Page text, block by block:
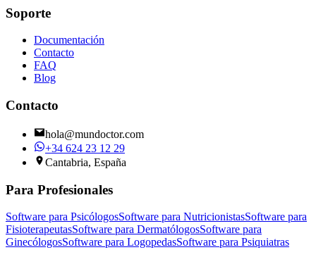
Soporte
Documentación
Contacto
FAQ
Blog
Contacto
hola@mundoctor.com
+34 624 23 12 29
Cantabria, España
Para Profesionales
Software para PsicólogosSoftware para NutricionistasSoftware para
FisioterapeutasSoftware para DermatólogosSoftware para
GinecólogosSoftware para LogopedasSoftware para Psiquiatras